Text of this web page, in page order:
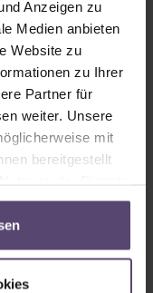
Anzeigen zu
Medien anbieten
Website zu
zu Ihrer
Partner für
weiter. Unsere
mit
bereitgestellt
Nein